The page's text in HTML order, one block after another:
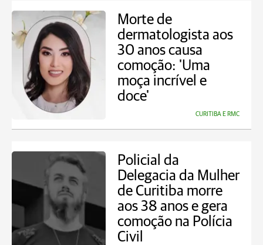
Morte de
dermatologista aos
30 anos causa
comoção: 'Uma
moça incrível e
doce'
CURITIBA E RMC
Policial da
Delegacia da Mulher
de Curitiba morre
aos 38 anos e gera
comoção na Polícia
Civil